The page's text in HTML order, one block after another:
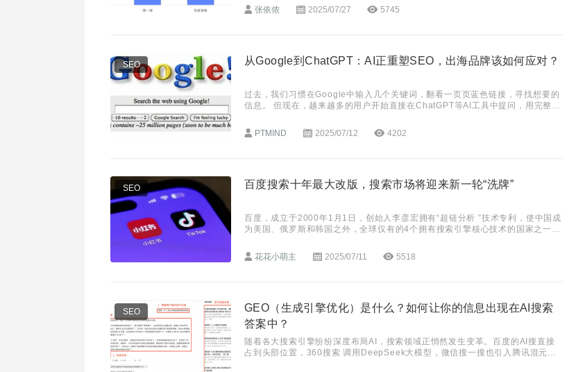
张依侬
2025/07/27 5745
SEO 从Google到ChatGPT：AI正重塑SEO，出海品牌该如何应对？
过去，我们习惯在Google中输入几个关键词，翻看一页页蓝色链接，寻找想要的
信息。 但现在，越来越多的用户开始直接在ChatGPT等AI工具中提问，用完整的
PTMIND
2025/07/12 4202
SEO 百度搜索十年最大改版，搜索市场将迎来新一轮“洗牌”
百度，成立于2000年1月1日，创始人李彦宏拥有“超链分析 ”技术专利，使中国成
为美国、俄罗斯和韩国之外，全球仅有的4个拥有搜索引擎核心技术的国家之一。
花花小萌主
2025/07/11 5518
SEO
GEO（生成引擎优化）是什么？如何让你的信息出现在AI搜索
答案中？
随着各大搜索引擎纷纷深度布局AI，搜索领域正悄然发生变革。百度的AI搜直接
占到头部位置，360搜索 调用DeepSeek大模型，微信搜一搜也引入腾讯混元大